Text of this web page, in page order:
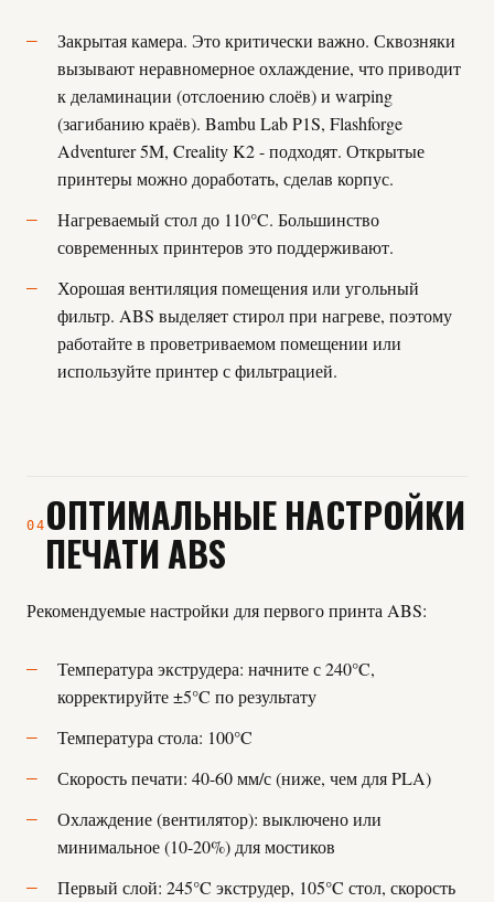
Закрытая камера. Это критически важно. Сквозняки
вызывают неравномерное охлаждение, что приводит
к деламинации (отслоению слоёв) и warping
(загибанию краёв). Bambu Lab P1S, Flashforge
Adventurer 5M, Creality K2 - подходят. Открытые
принтеры можно доработать, сделав корпус.
Нагреваемый стол до 110°C. Большинство
современных принтеров это поддерживают.
Хорошая вентиляция помещения или угольный
фильтр. ABS выделяет стирол при нагреве, поэтому
работайте в проветриваемом помещении или
используйте принтер с фильтрацией.
04 ОПТИМАЛЬНЫЕ НАСТРОЙКИ
ПЕЧАТИ ABS
Рекомендуемые настройки для первого принта ABS:
Температура экструдера: начните с 240°C,
корректируйте ±5°C по результату
Температура стола: 100°C
Скорость печати: 40-60 мм/с (ниже, чем для PLA)
Охлаждение (вентилятор): выключено или
минимальное (10-20%) для мостиков
Первый слой: 245°C экструдер, 105°C стол, скорость